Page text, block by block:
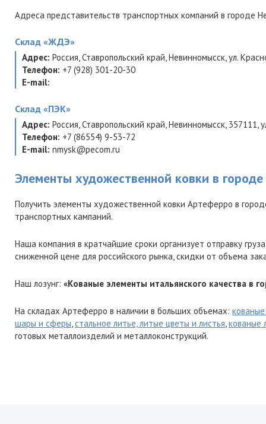
Адреса представительств транспортных компаний в городе
Склад «ЖДЭ»
Адрес: Россия,Ставропольский край,Невинномысск,ул.
Телефон: +7 (928) 301-20-30
E-mail:
Склад «ПЭК»
Адрес: Россия,Ставропольский край,Невинномысск, 357111,
Телефон: +7 (86554) 9-53-72
E-mail: nmysk@pecom.ru
Элементы художественной ковки в
Получить элементы художественной ковки Артеферро в
транспортных кампаний.
Наша компания в кратчайшие сроки организует отправку
сниженной цене для российского рынка, скидки от объема
Наш лозунг: «Кованые элементы итальянского качества в
На складах Артеферро в наличии в больших объемах:
шары и сферы,стальное литье, литые цветы и листья,кованые
готовых металлоизделий и металлоконструкций.